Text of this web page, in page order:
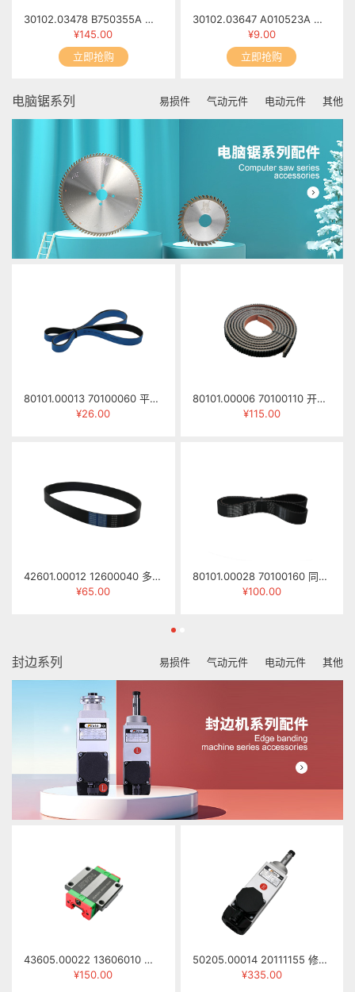
30102.03478 B750355A 修边小刀(2) 6T×φ69×13×φ16 R2
¥145.00
立即抢购
30102.03647 A010523A 胶轮 MFB60-0523
¥9.00
立即抢购
电脑锯系列 易损件 气动元件 电动元件 其他
80101.00013 70100060 平面皮带1655mm×20mm×1.7mm
¥26.00
80101.00006 70100110 开口皮带/压梁皮带 20×8×3300mm
¥115.00
42601.00012 12600040 多楔带 13PK-1190
¥65.00
80101.00028 70100160 同步齿皮带 HTD-8M-1224mm (带宽35mm)
¥100.00
封边系列 易损件 气动元件 电动元件 其他
43605.00022 13606010 滑块 HGW25CCZAH
¥150.00
50205.00014 20111155 修边电机 HSI55/92L-R 0.5KW 220/380V 12000RPM 200HZ) 右旋
¥335.00